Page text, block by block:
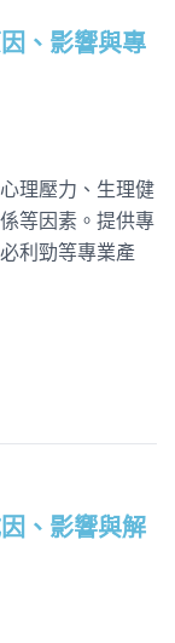
、影響與專
理壓力、生理健
等因素。提供專
利勁等專業產
、影響與解